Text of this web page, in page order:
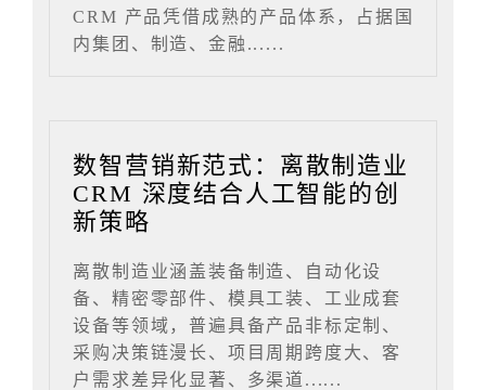
CRM 产品凭借成熟的产品体系，占据国
内集团、制造、金融......
数智营销新范式：离散制造业
CRM 深度结合人工智能的创
新策略
离散制造业涵盖装备制造、自动化设
备、精密零部件、模具工装、工业成套
设备等领域，普遍具备产品非标定制、
采购决策链漫长、项目周期跨度大、客
户需求差异化显著、多渠道......